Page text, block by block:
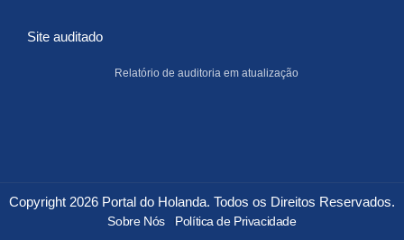
Site auditado
Relatório de auditoria em atualização
Copyright 2026 Portal do Holanda. Todos os Direitos Reservados.
Sobre Nós Política de Privacidade